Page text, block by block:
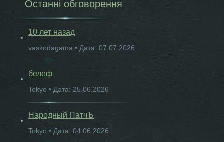
Останні обговорення
10 лет назад
vaskodagama • Дата: 07.07.2026
белеф
Tokyo • Дата: 25.06.2026
Народный ПатчЪ
Tokyo • Дата: 04.06.2026